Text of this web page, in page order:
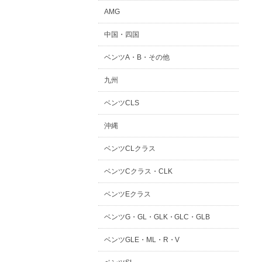
AMG
中国・四国
ベンツA・B・その他
九州
ベンツCLS
沖縄
ベンツCLクラス
ベンツCクラス・CLK
ベンツEクラス
ベンツG・GL・GLK・GLC・GLB
ベンツGLE・ML・R・V